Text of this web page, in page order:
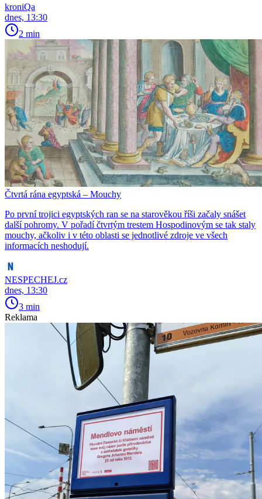
kroniQa
dnes, 13:30
2 min
Čtvrtá rána egyptská – Mouchy
Po první trojici egyptských ran se na starověkou říši začaly snášet
další pohromy. V pořadí čtvrtým trestem Hospodinovým se tak staly
mouchy, ačkoliv i v této oblasti se jednotlivé zdroje ve všech
informacích neshodují.
NESPECHEJ.cz
dnes, 13:30
3 min
Reklama